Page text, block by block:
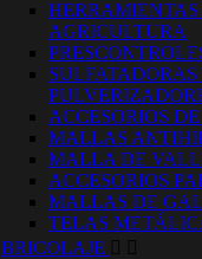
HERRAMIENTAS
AGRICULTURA
SULFATADORAS
ACCESORIOS
MALLAS
MALLA DE
ACCESORIOS
MALLAS DE
TELAS
BRICOLAJE  